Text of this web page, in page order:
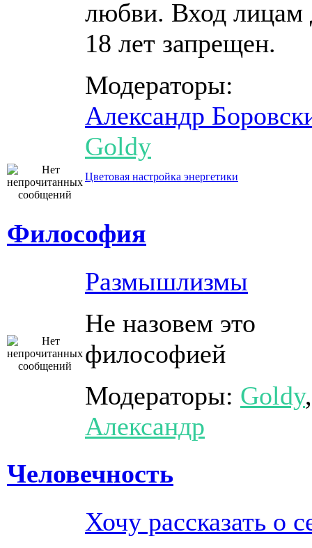
любви. Вход лицам
18 лет запрещен.
Модераторы:
Александр
Goldy
Цветовая настройка энергетики
Философия
Размышлизмы
Не назовем это
философией
Модераторы: Goldy,
Александр
Человечность
Хочу рассказать о